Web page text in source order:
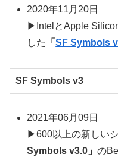
2020年11月20日
▶IntelとApple
した
「SF Symbols
SF Symbols v3
2021年06月09日
▶600以上の新しい
Symbols v3.0」の